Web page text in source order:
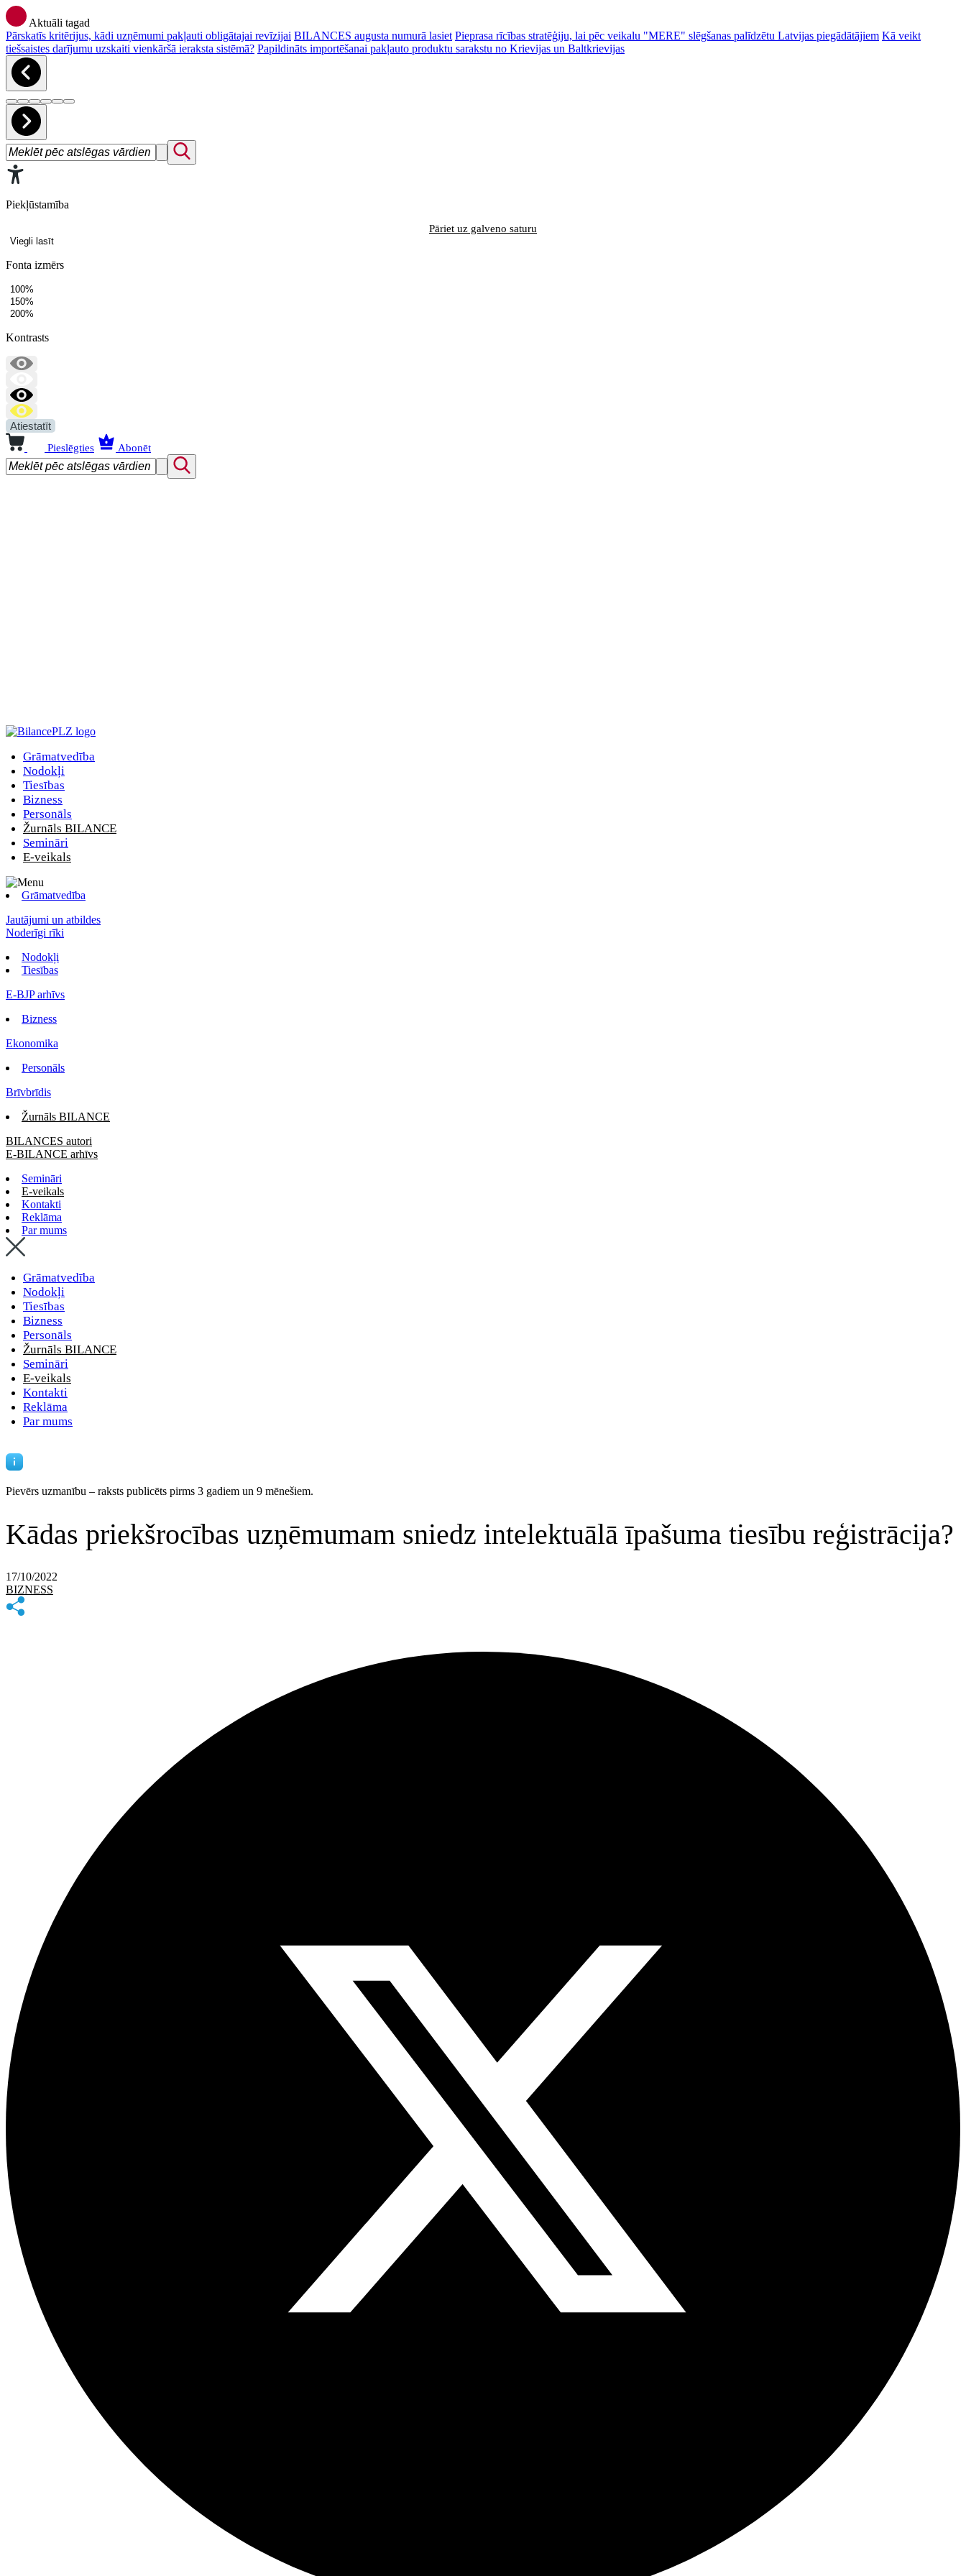
Aktuāli tagad
Pārskatīs kritērijus, kādi uzņēmumi pakļauti obligātajai revīzijai BILANCES augusta numurā lasiet Pieprasa rīcības stratēģiju, lai pēc veikalu "MERE" slēgšanas palīdzētu Latvijas piegādātājiem Kā veikt
tiešsaistes darījumu uzskaiti vienkāršā ieraksta sistēmā? Papildināts importēšanai pakļauto produktu sarakstu no Krievijas un Baltkrievijas
Piekļūstamība
Pāriet uz galveno saturu
Viegli lasīt
Fonta izmērs
100%
150%
200%
Kontrasts
Atiestatīt
Pieslēgties Abonēt
Grāmatvedība
Nodokļi
Tiesības
Bizness
Personāls
Žurnāls BILANCE
Semināri
E-veikals
Grāmatvedība
Jautājumi un atbildes
Noderīgi rīki
Nodokļi
Tiesības
E-BJP arhīvs
Bizness
Ekonomika
Personāls
Brīvbrīdis
Žurnāls BILANCE
BILANCES autori
E-BILANCE arhīvs
Semināri
E-veikals
Kontakti
Reklāma
Par mums
Grāmatvedība
Nodokļi
Tiesības
Bizness
Personāls
Žurnāls BILANCE
Semināri
E-veikals
Kontakti
Reklāma
Par mums
Pievērs uzmanību – raksts publicēts pirms 3 gadiem un 9 mēnešiem.
Kādas priekšrocības uzņēmumam sniedz intelektuālā īpašuma tiesību reģistrācija?
17/10/2022
BIZNESS